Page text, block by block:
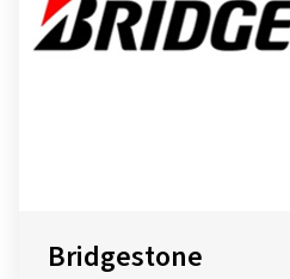
Bridgestone